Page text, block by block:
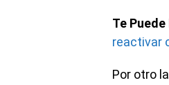
Te
reactivar
Por otro